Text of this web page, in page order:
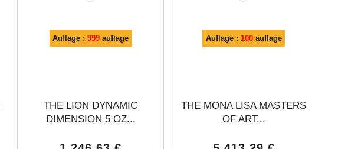
Auflage :999 auflage
THE LION DYNAMIC
DIMENSION 5 OZ...
Auflage : 100auflage
THE MONA LISA MASTERS
OF ART...